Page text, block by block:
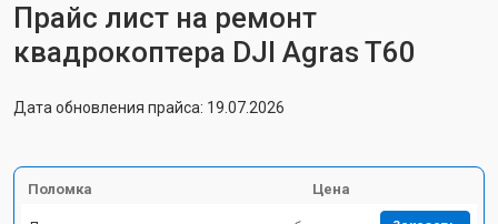
Прайс лист на ремонт
квадрокоптера DJI Agras T60
Дата обновления прайса: 19.07.2026
Поломка Цена